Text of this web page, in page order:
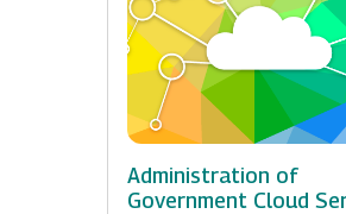
Administration of
Government Cloud